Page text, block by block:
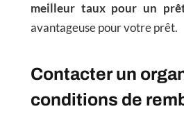
meilleur taux pour un
avantageuse pour votre prêt.
Contacter un
conditions de